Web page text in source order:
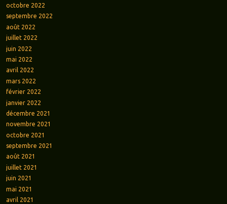
octobre 2022
septembre 2022
août 2022
juillet 2022
juin 2022
mai 2022
avril 2022
mars 2022
février 2022
janvier 2022
décembre 2021
novembre 2021
octobre 2021
septembre 2021
août 2021
juillet 2021
juin 2021
mai 2021
avril 2021